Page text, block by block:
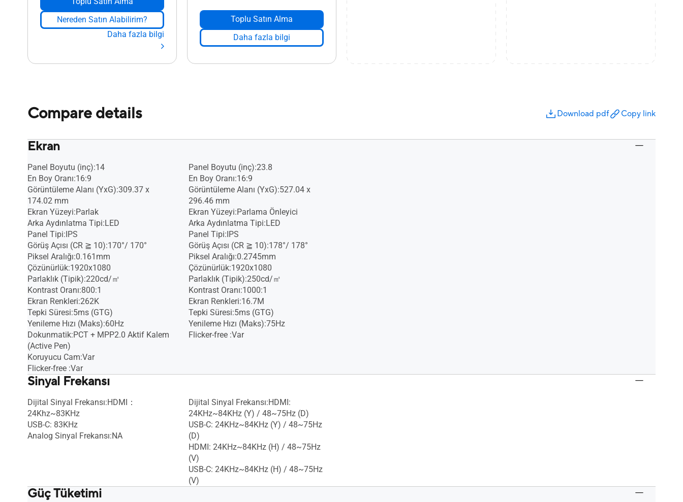
Nereden Satın Alabilirim?
Daha fazla bilgi
Toplu Satın Alma
Daha fazla bilgi
Compare details Download pdf Copy link
Ekran
Panel Boyutu (inç):14
En Boy Oranı:16:9
Görüntüleme Alanı (YxG):309.37 x
174.02 mm
Ekran Yüzeyi:Parlak
Arka Aydınlatma Tipi:LED
Panel Tipi:IPS
Görüş Açısı (CR ≧ 10):170°/ 170°
Piksel Aralığı:0.161mm
Çözünürlük:1920x1080
Parlaklık (Tipik):220cd/㎡
Kontrast Oranı:800:1
Ekran Renkleri:262K
Tepki Süresi:5ms (GTG)
Yenileme Hızı (Maks):60Hz
Dokunmatik:PCT + MPP2.0 Aktif Kalem
(Active Pen)
Koruyucu Cam:Var
Flicker-free :Var
Panel Boyutu (inç):23.8
En Boy Oranı:16:9
Görüntüleme Alanı (YxG):527.04 x
296.46 mm
Ekran Yüzeyi:Parlama Önleyici
Arka Aydınlatma Tipi:LED
Panel Tipi:IPS
Görüş Açısı (CR ≧ 10):178°/ 178°
Piksel Aralığı:0.2745mm
Çözünürlük:1920x1080
Parlaklık (Tipik):250cd/㎡
Kontrast Oranı:1000:1
Ekran Renkleri:16.7M
Tepki Süresi:5ms (GTG)
Yenileme Hızı (Maks):75Hz
Flicker-free :Var
Sinyal Frekansı
Dijital Sinyal Frekansı:HDMI：
24Khz~83KHz
USB-C: 83KHz
Analog Sinyal Frekansı:NA
Dijital Sinyal Frekansı:HDMI:
24KHz~84KHz (Y) / 48~75Hz (D)
USB-C: 24KHz~84KHz (Y) / 48~75Hz
(D)
HDMI: 24KHz~84KHz (H) / 48~75Hz
(V)
USB-C: 24KHz~84KHz (H) / 48~75Hz
(V)
Güç Tüketimi